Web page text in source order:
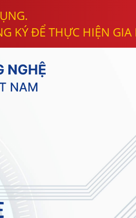
KÝ ĐỂ THỰC HIỆN GIA